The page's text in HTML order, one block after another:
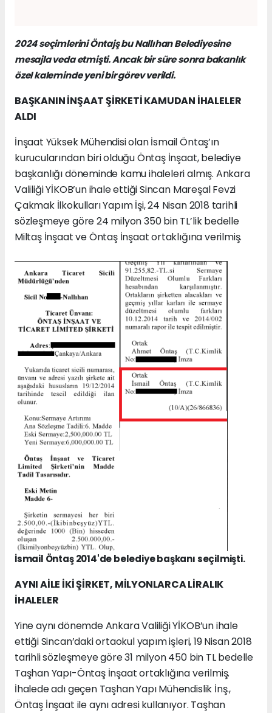
2024 seçimlerini Öntajş bu Nallıhan Belediyesine
mesajla veda etmişti. Ancak bir süre sonra bakanlık
özel kaleminde yeni bir görev verildi.
BAŞKANIN İNŞAAT ŞİRKETİ KAMUDAN İHALELER
ALDI
İnşaat Yüksek Mühendisi olan İsmail Öntaş’ın
kurucularından biri olduğu Öntaş İnşaat, belediye
başkanlığı döneminde kamu ihaleleri almış. Ankara
Valiliği YİKOB’un ihale ettiği Sincan Mareşal Fevzi
Çakmak İlkokulları Yapım İşi, 24 Nisan 2018 tarihli
sözleşmeye göre 24 milyon 350 bin TL’lik bedelle
Miltaş İnşaat ve Öntaş İnşaat ortaklığına verilmiş.
İsmail Öntaş 2014'de belediye başkanı seçilmişti.
AYNI AİLE İKİ ŞİRKET, MİLYONLARCA LİRALIK
İHALELER
Yine aynı dönemde Ankara Valiliği YİKOB’un ihale
ettiği Sincan’daki ortaokul yapım işleri, 19 Nisan 2018
tarihli sözleşmeye göre 31 milyon 450 bin TL bedelle
Taşhan Yapı-Öntaş İnşaat ortaklığına verilmiş.
İhalede adı geçen Taşhan Yapı Mühendislik İnş.,
Öntaş İnşaat ile aynı adresi kullanıyor. Taşhan